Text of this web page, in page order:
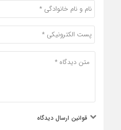
قوانین ارسال دیدگاه